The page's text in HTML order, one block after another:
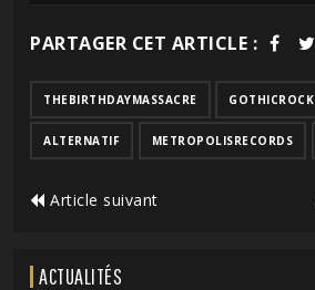
PARTAGER CET ARTICLE :
THEBIRTHDAYMASSACRE GOTHICROCK
ALTERNATIF METROPOLISRECORDS
Article suivant
ACTUALITÉS